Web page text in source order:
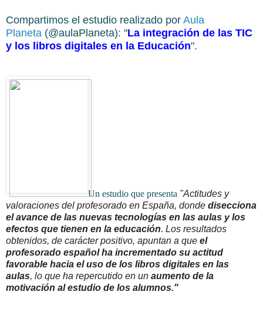
Compartimos el estudio realizado por Aula
Planeta (@aulaPlaneta): "La integración de las TIC
y los libros digitales en la Educación".
Un estudio que presenta "Actitudes y
valoraciones del profesorado en España, donde disecciona
el avance de las nuevas tecnologías en las aulas y los
efectos que tienen en la educación. Los resultados
obtenidos, de carácter positivo, apuntan a que el
profesorado español ha incrementado su actitud
favorable hacia el uso de los libros digitales en las
aulas, lo que ha repercutido en un aumento de la
motivación al estudio de los alumnos."